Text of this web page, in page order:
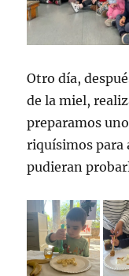
Otro día,
de la miel,
preparamos
riquísimos para
pudieran